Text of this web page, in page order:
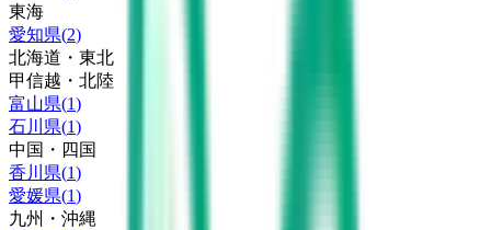
東海
愛知県(2)
北海道・東北
甲信越・北陸
富山県(1)
石川県(1)
中国・四国
香川県(1)
愛媛県(1)
九州・沖縄